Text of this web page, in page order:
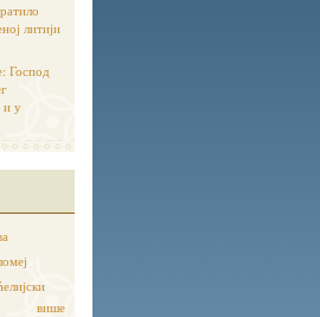
литији
Господ
и у
више